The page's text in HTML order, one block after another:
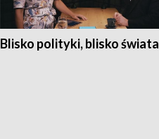
Blisko polityki, blisko świata